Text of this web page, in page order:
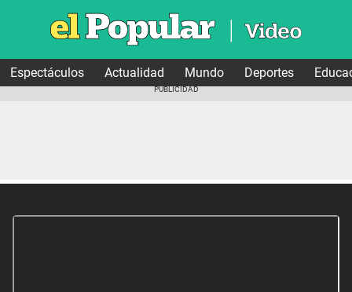
Espectáculos Actualidad Mundo Deportes